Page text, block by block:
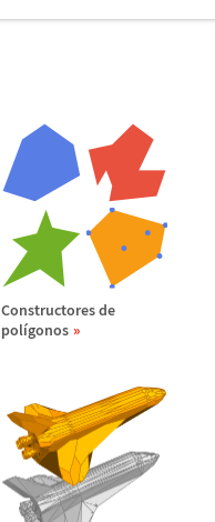
Constructores de
polígonos